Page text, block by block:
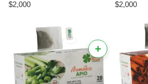
$2,000 $2,000
+